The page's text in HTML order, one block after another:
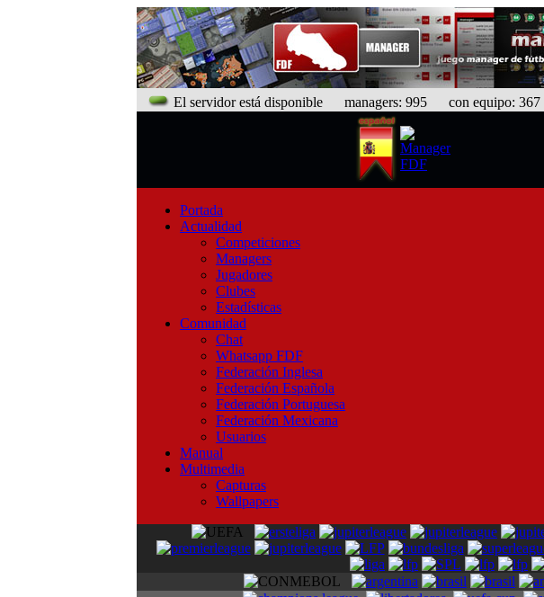
El servidor está disponible managers: 995 con equipo: 367
Portada
Actualidad
Competiciones
Managers
Jugadores
Clubes
Estadísticas
Comunidad
Chat
Whatsapp FDF
Federación Inglesa
Federación Española
Federación Portuguesa
Federación Mexicana
Usuarios
Manual
Multimedia
Capturas
Wallpapers